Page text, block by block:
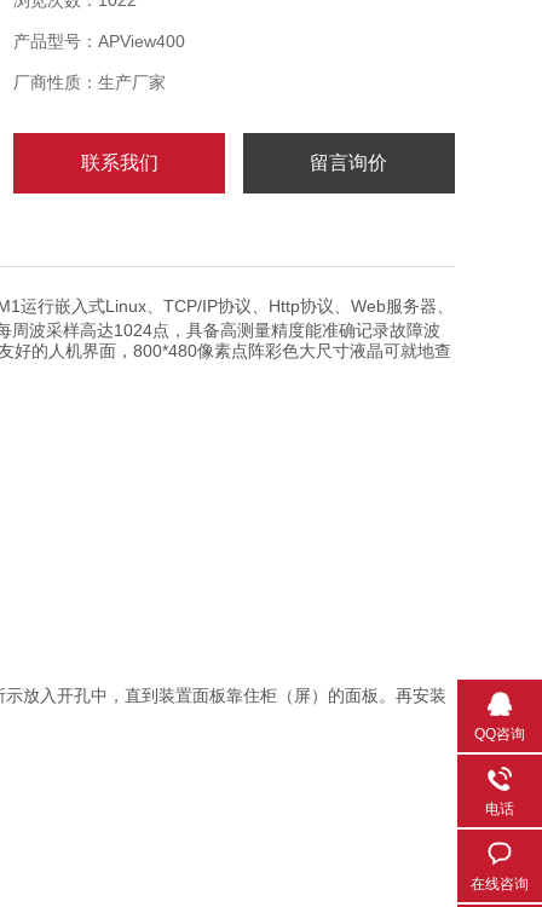
产品型号：APView400
厂商性质：生产厂家
联系我们 留言询价
运行嵌入式Linux、 TCP/IP协议、 Http协议、 Web服务器、
周波采样高达1024点，具备高测量精度能准确记录故障波
好的人机界面， 800*480像素点阵彩色大尺寸液晶可就地查
示放入开孔中，直到装置面板靠住柜（屏）的面板。再安装
QQ咨询
电话
在线咨询